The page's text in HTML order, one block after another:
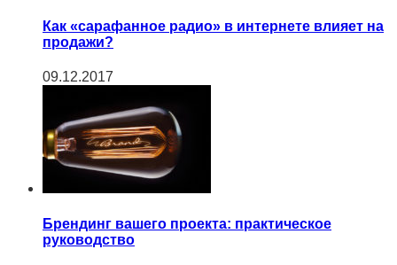
Как «сарафанное радио» в интернете влияет на
продажи?
09.12.2017
Брендинг вашего проекта: практическое
руководство